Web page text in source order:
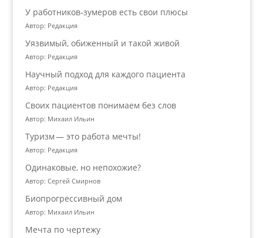
У работников‑зумеров есть свои плюсы
Автор: Редакция
Уязвимый, обиженный и такой живой
Автор: Редакция
Научный подход для каждого пациента
Автор: Редакция
Своих пациентов понимаем без слов
Автор: Михаил Ильин
Туризм — это работа мечты!
Автор: Редакция
Одинаковые, но непохожие?
Автор: Сергей Смирнов
Биопрогрессивный дом
Автор: Михаил Ильин
Мечта по чертежу